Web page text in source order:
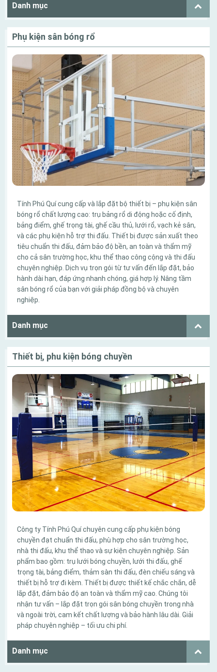
Danh mục
Phụ kiện sân bóng rổ
Tính Phú Quí cung cấp và lắp đặt bộ thiết bị – phụ kiện sân
bóng rổ chất lượng cao: trụ bảng rổ di động hoặc cố định,
bảng điểm, ghế trọng tài, ghế cầu thủ, lưới rổ, vạch kẻ sân,
và các phụ kiện hỗ trợ thi đấu. Thiết bị được sản xuất theo
tiêu chuẩn thi đấu, đảm bảo độ bền, an toàn và thẩm mỹ
cho cả sân trường học, khu thể thao công cộng và thi đấu
chuyên nghiệp. Dịch vụ trọn gói từ tư vấn đến lắp đặt, bảo
hành dài hạn, đáp ứng nhanh chóng, giá hợp lý. Nâng tầm
sân bóng rổ của bạn với giải pháp đồng bộ và chuyên
nghiệp.
Danh mục
Thiết bị, phu kiện bóng chuyền
Công ty Tính Phú Quí chuyên cung cấp phụ kiện bóng
chuyền đạt chuẩn thi đấu, phù hợp cho sân trường học,
nhà thi đấu, khu thể thao và sự kiện chuyên nghiệp. Sản
phẩm bao gồm: trụ lưới bóng chuyền, lưới thi đấu, ghế
trọng tài, bảng điểm, thảm sàn thi đấu, đèn chiếu sáng và
thiết bị hỗ trợ đi kèm. Thiết bị được thiết kế chắc chắn, dễ
lắp đặt, đảm bảo độ an toàn và thẩm mỹ cao. Chúng tôi
nhận tư vấn – lắp đặt trọn gói sân bóng chuyền trong nhà
và ngoài trời, cam kết chất lượng và bảo hành lâu dài. Giải
pháp chuyên nghiệp – tối ưu chi phí.
Danh mục